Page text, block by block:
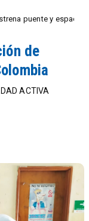
y espacios
de
ACTIVA